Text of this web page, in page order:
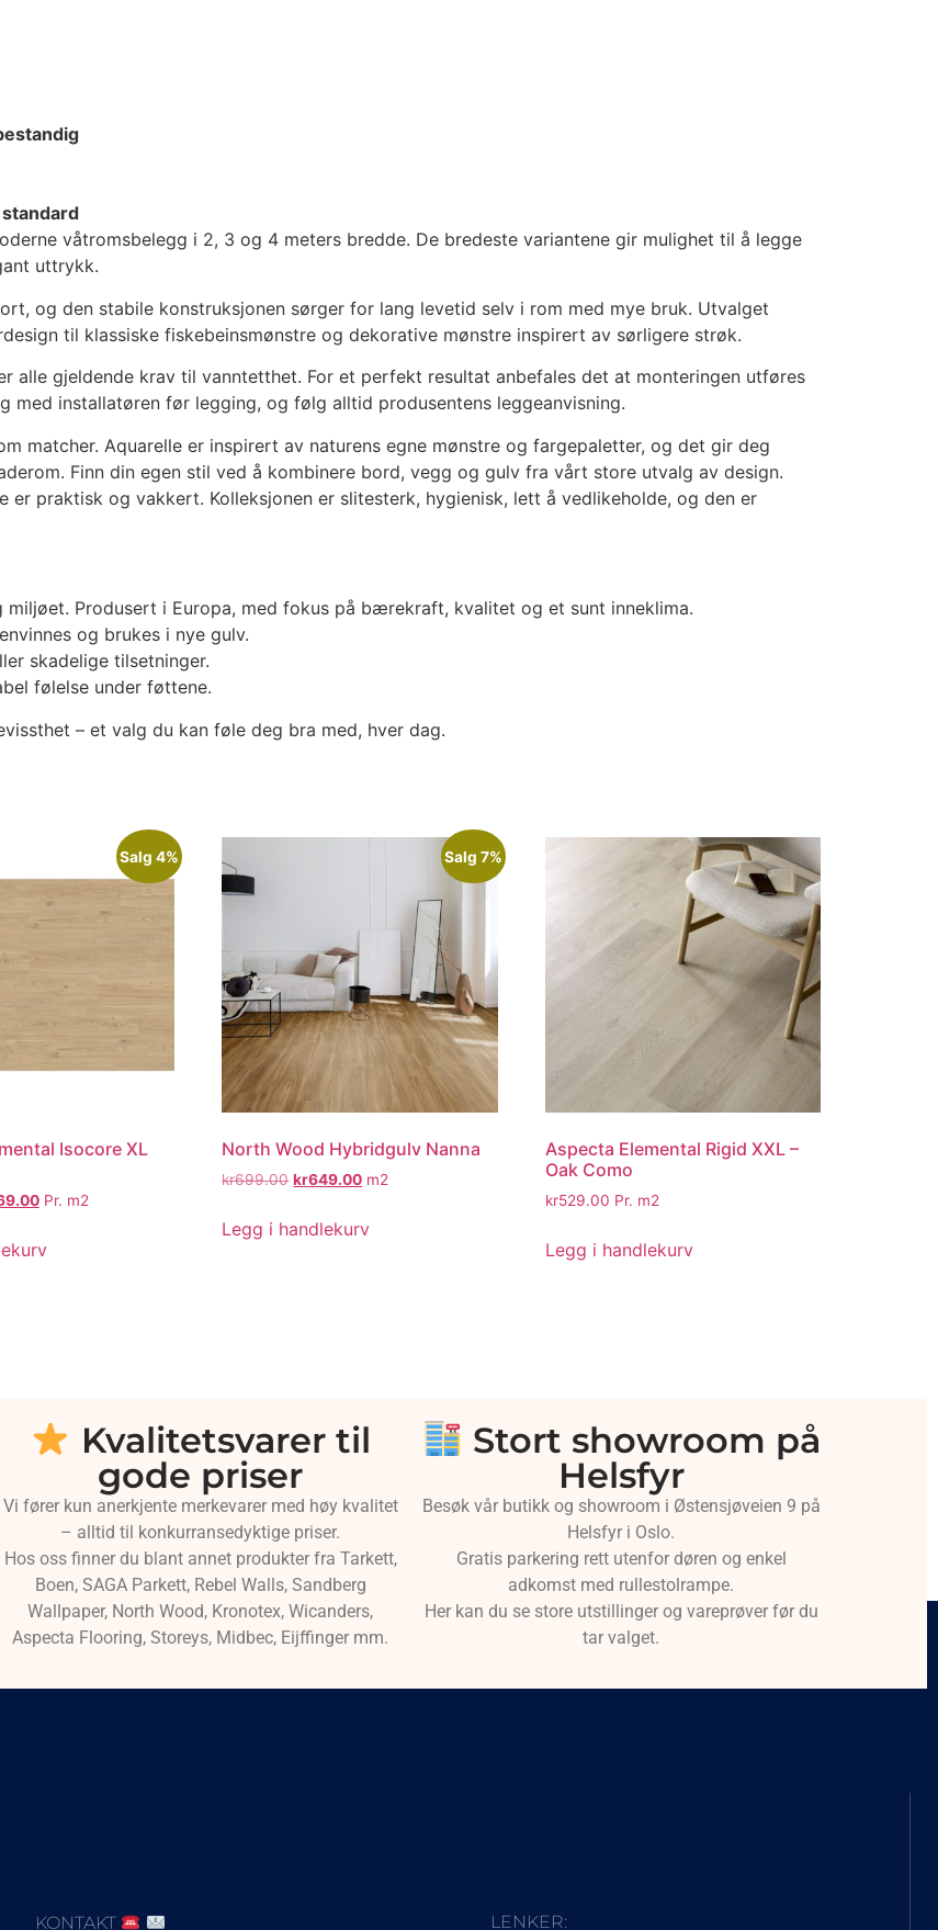
våtromsbelegg i 2, 3 og 4 meters bredde. De bredeste variantene gir mulighet til å legge
uttrykk.
og den stabile konstruksjonen sørger for lang levetid selv i rom med mye bruk. Utvalget
til klassiske fiskebeinsmønstre og dekorative mønstre inspirert av sørligere strøk.
alle gjeldende krav til vanntetthet. For et perfekt resultat anbefales det at monteringen utføres
med installatøren før legging, og følg alltid produsentens leggeanvisning.
matcher. Aquarelle er inspirert av naturens egne mønstre og fargepaletter, og det gir deg
Finn din egen stil ved å kombinere bord, vegg og gulv fra vårt store utvalg av design.
praktisk og vakkert. Kolleksjonen er slitesterk, hygienisk, lett å vedlikeholde, og den er
Produsert i Europa, med fokus på bærekraft, kvalitet og et sunt inneklima.
og brukes i nye gulv.
skadelige tilsetninger.
følelse under føttene.
– et valg du kan føle deg bra med, hver dag.
Salg 4%
Isocore XL
Pr. m2
Salg 7%
North Wood Hybridgulv Nanna
kr699.00 kr649.00 m2
Legg i handlekurv
Aspecta Elemental Rigid XXL –
Oak Como
kr529.00 Pr. m2
Legg i handlekurv
Kvalitetsvarer til
gode priser
Vi fører kun anerkjente merkevarer med høy kvalitet
– alltid til konkurransedyktige priser.
Hos oss finner du blant annet produkter fra Tarkett,
Boen, SAGA Parkett, Rebel Walls, Sandberg
Wallpaper, North Wood, Kronotex, Wicanders,
Aspecta Flooring, Storeys, Midbec, Eijffinger mm.
Stort showroom på
Helsfyr
Besøk vår butikk og showroom i Østensjøveien 9 på
Helsfyr i Oslo.
Gratis parkering rett utenfor døren og enkel
adkomst med rullestolrampe.
Her kan du se store utstillinger og vareprøver før du
tar valget.
KONTAKT LENKER: